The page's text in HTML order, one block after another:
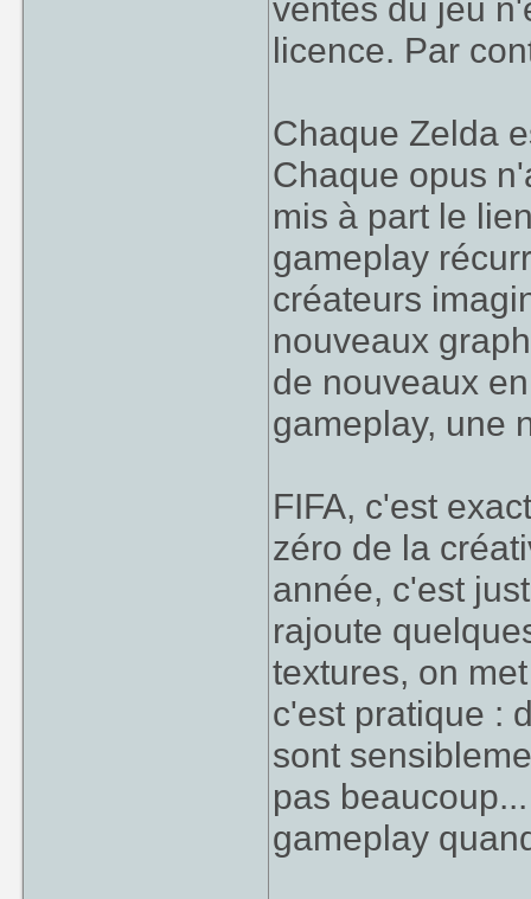
ventes du jeu
licence. Par
Chaque Zelda
Chaque opus
mis à part le
gameplay
créateurs
nouveaux
de nouveaux
gameplay, une
FIFA, c'est
zéro de la
année, c'est
rajoute
textures, on
c'est pratique :
sont
pas
gameplay